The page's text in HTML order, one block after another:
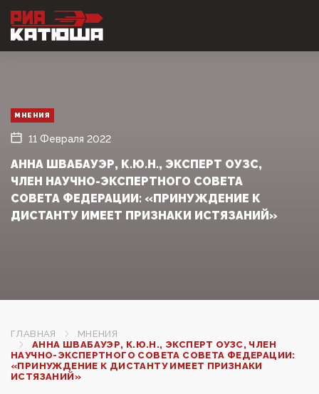
МНЕНИЯ
11 Февраля 2022
АННА ШВАБАУЭР, К.Ю.Н., ЭКСПЕРТ ОУЗС,
ЧЛЕН НАУЧНО-ЭКСПЕРТНОГО СОВЕТА
СОВЕТА ФЕДЕРАЦИИ: «ПРИНУЖДЕНИЕ К
ДИСТАНТУ ИМЕЕТ ПРИЗНАКИ ИСТЯЗАНИЙ»
ГЛАВНАЯ
МНЕНИЯ
АННА ШВАБАУЭР, К.Ю.Н., ЭКСПЕРТ ОУЗС, ЧЛЕН
НАУЧНО-ЭКСПЕРТНОГО СОВЕТА СОВЕТА ФЕДЕРАЦИИ:
«ПРИНУЖДЕНИЕ К ДИСТАНТУ ИМЕЕТ ПРИЗНАКИ
ИСТЯЗАНИЙ»